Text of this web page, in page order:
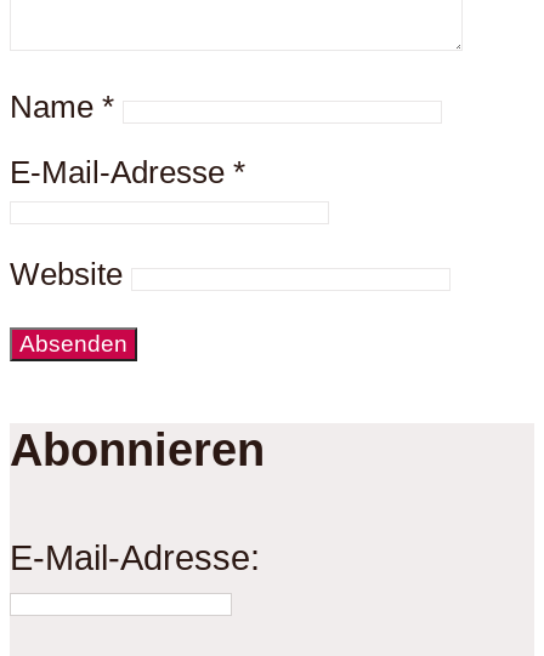
Name *
E-Mail-Adresse *
Website
Abonnieren
E-Mail-Adresse: